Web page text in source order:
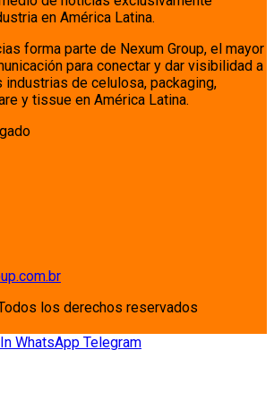
en América Latina.
forma parte de Nexum Group, el mayor
para conectar y dar visibilidad a
de celulosa, packaging,
y tissue en América Latina.
los derechos reservados
WhatsApp Telegram